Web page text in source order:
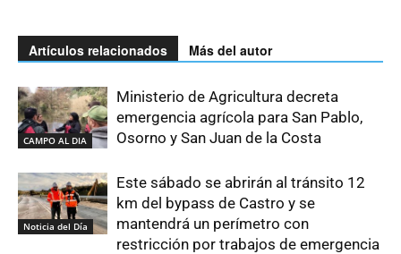
Artículos relacionados Más del autor
CAMPO AL DIA
Ministerio de Agricultura decreta
emergencia agrícola para San Pablo,
Osorno y San Juan de la Costa
Noticia del Día
Este sábado se abrirán al tránsito 12
km del bypass de Castro y se
mantendrá un perímetro con
restricción por trabajos de emergencia